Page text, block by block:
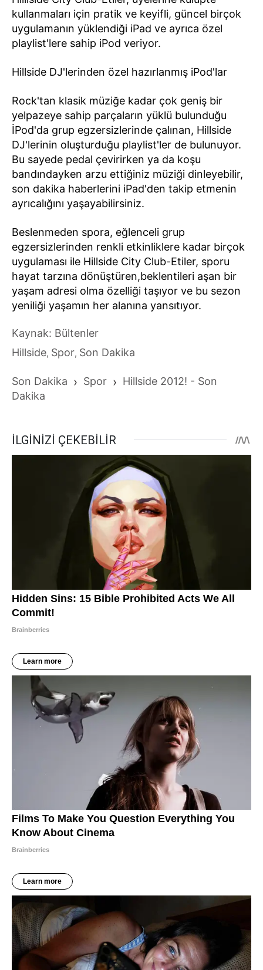
kullanmaları için pratik ve keyifli, güncel birçok
uygulamanın yüklendiği iPad ve ayrıca özel
playlist'lere sahip iPod veriyor.
Hillside DJ'lerinden özel hazırlanmış iPod'lar
Rock'tan klasik müziğe kadar çok geniş bir
yelpazeye sahip parçaların yüklü bulunduğu
İPod'da grup egzersizlerinde çalınan, Hillside
DJ'lerinin oluşturduğu playlist'ler de bulunuyor.
Bu sayede pedal çevirirken ya da koşu
bandındayken arzu ettiğiniz müziği dinleyebilir,
son dakika haberlerini iPad'den takip etmenin
ayrıcalığını yaşayabilirsiniz.
Beslenmeden spora, eğlenceli grup
egzersizlerinden renkli etkinliklere kadar birçok
uygulaması ile Hillside City Club-Etiler, sporu
hayat tarzına dönüştüren,beklentileri aşan bir
yaşam adresi olma özelliği taşıyor ve bu sezon
yeniliği yaşamın her alanına yansıtıyor.
Kaynak: Bültenler
Hillside, Spor, Son Dakika
Son Dakika › Spor › Hillside 2012! - Son
Dakika